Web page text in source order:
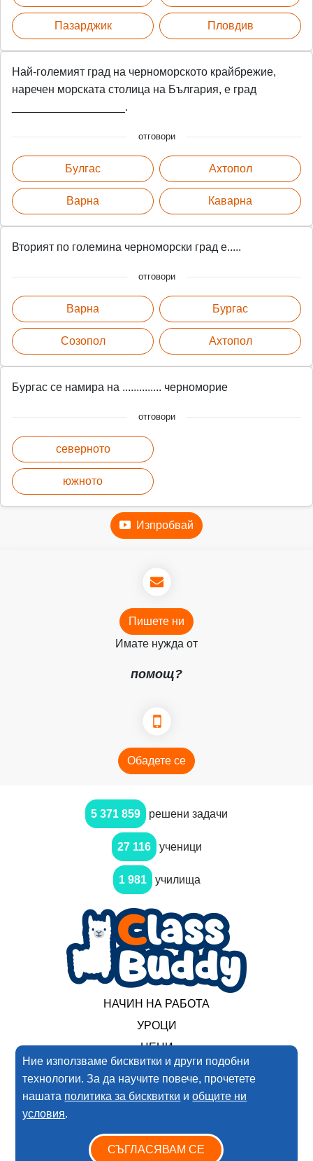
Ние използваме бисквитки и други подобни
технологии. За да научите повече, прочетете
нашата политика за бисквитки иобщите ни
условия.
СЪГЛАСЯВАМ СЕ
Пазарджик Пловдив
Най-големият град на черноморското крайбрежие,
наречен морската столица на България, е град
__________________.
отговори
Булгас
Варна
Ахтопол
Каварна
Вторият по големина черноморски град е.....
отговори
Варна
Созопол
Бургас
Ахтопол
Бургас се намира на .............. черноморие
отговори
северното
южното
Изпробвай
Пишете ни
Имате нужда от
помощ?
Обадете се
5 371 859 решени задачи
27 116 ученици
1 981 училища
НАЧИН НА РАБОТА
УРОЦИ
ЦЕНИ
2017-2025 Нимеро ООД. Всички права запазени
Политика за поверителността